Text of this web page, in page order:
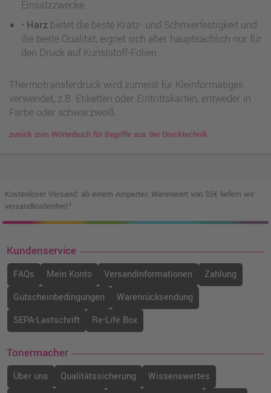
Einsatzzwecke.
• Harzbietet die beste Kratz- und Schmierfestigkeit und
die beste Qualität, eignet sich aber hauptsächlich nur für
den Druck auf Kunststoff-Folien.
Thermotransferdruck wird zumeist für Kleinformatiges
verwendet, z.B. Etiketten oder Eintrittskarten, entweder in
Farbe oder schwarzweiß.
zurück zum Wörterbuch für Begriffe aus der Drucktechnik
Kostenloser Versand: ab einem Ampertec Warenwert von 35€ liefern wir
versandkostenfrei!¹
Kundenservice
FAQs Mein Konto Versandinformationen
Zahlung
Gutscheinbedingungen
Warenrücksendung
SEPA-Lastschrift
Re-Life Box
Tonermacher
Über uns Qualitätssicherung
Wissenswertes